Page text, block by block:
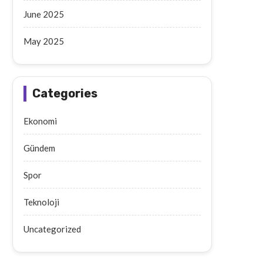
June 2025
May 2025
Categories
Ekonomi
Gündem
Spor
Teknoloji
Uncategorized